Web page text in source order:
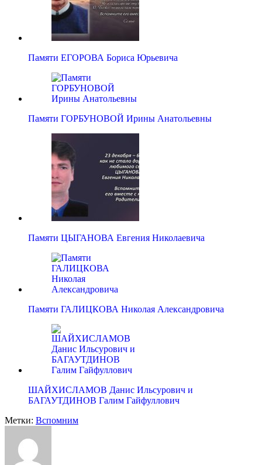
Памяти ЕГОРОВА Бориса Юрьевича
Памяти ГОРБУНОВОЙ Ирины Анатольевны
Памяти ЦЫГАНОВА Евгения Николаевича
Памяти ГАЛИЦКОВА Николая Александровича
ШАЙХИСЛАМОВ Данис Ильсурович и
БАГАУТДИНОВ Галим Гайфуллович
Метки: Вспомним